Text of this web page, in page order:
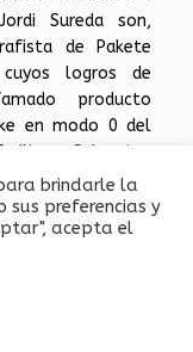
Sureda son,
de Pakete
logros de
producto
en modo 0 del
Salgueiro,
Tras publicar
su engine PAKET
la creación de
8 bits, surgiría
por la
en un hardware
brindarle la
sus preferencias y
acepta el